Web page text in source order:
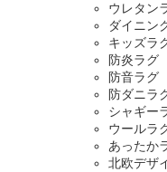
ウレタン
ダイニン
キッズラ
防炎ラグ
防音ラグ
防ダニラ
シャギー
ウールラ
あったか
北欧デザ